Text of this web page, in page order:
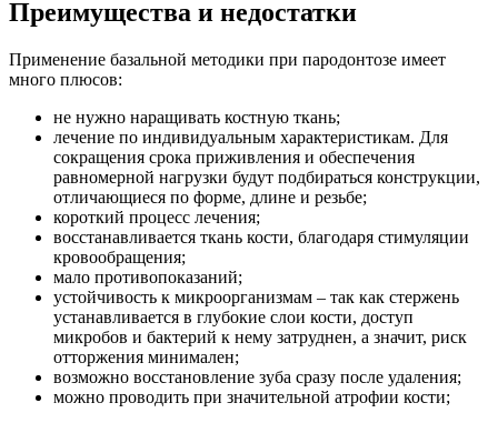
Преимущества и недостатки
Применение базальной методики при пародонтозе имеет
много плюсов:
не нужно наращивать костную ткань;
лечение по индивидуальным характеристикам. Для
сокращения срока приживления и обеспечения
равномерной нагрузки будут подбираться конструкции,
отличающиеся по форме, длине и резьбе;
короткий процесс лечения;
восстанавливается ткань кости, благодаря стимуляции
кровообращения;
мало противопоказаний;
устойчивость к микроорганизмам – так как стержень
устанавливается в глубокие слои кости, доступ
микробов и бактерий к нему затруднен, а значит, риск
отторжения минимален;
возможно восстановление зуба сразу после удаления;
можно проводить при значительной атрофии кости;